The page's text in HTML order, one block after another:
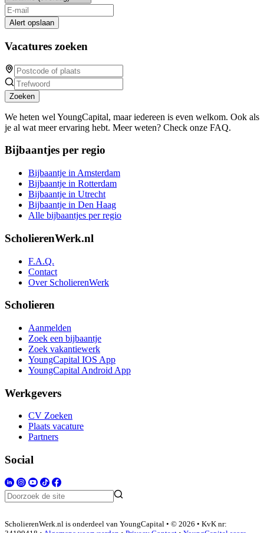
Alert opslaan
Vacatures zoeken
Zoeken
We heten wel YoungCapital, maar iedereen is even welkom. Ook als
je al wat meer ervaring hebt. Meer weten? Check onze FAQ.
Bijbaantjes per regio
Bijbaantje in Amsterdam
Bijbaantje in Rotterdam
Bijbaantje in Utrecht
Bijbaantje in Den Haag
Alle bijbaantjes per regio
ScholierenWerk.nl
F.A.Q.
Contact
Over ScholierenWerk
Scholieren
Aanmelden
Zoek een bijbaantje
Zoek vakantiewerk
YoungCapital IOS App
YoungCapital Android App
Werkgevers
CV Zoeken
Plaats vacature
Partners
Social
ScholierenWerk.nl is onderdeel van YoungCapital • © 2026 • KvK nr: